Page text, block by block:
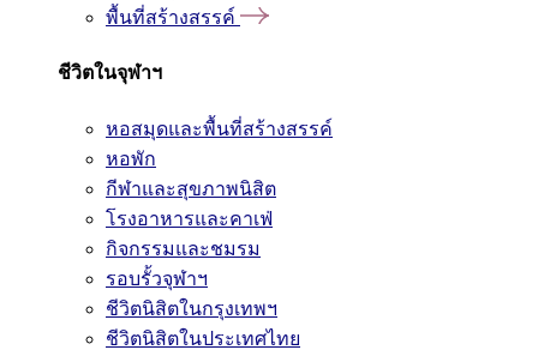
พื้นที่สร้างสรรค์
ชีวิตในจุฬาฯ
หอสมุดและพื้นที่สร้างสรรค์
หอพัก
กีฬาและสุขภาพนิสิต
โรงอาหารและคาเฟ่
กิจกรรมและชมรม
รอบรั้วจุฬาฯ
ชีวิตนิสิตในกรุงเทพฯ
ชีวิตนิสิตในประเทศไทย